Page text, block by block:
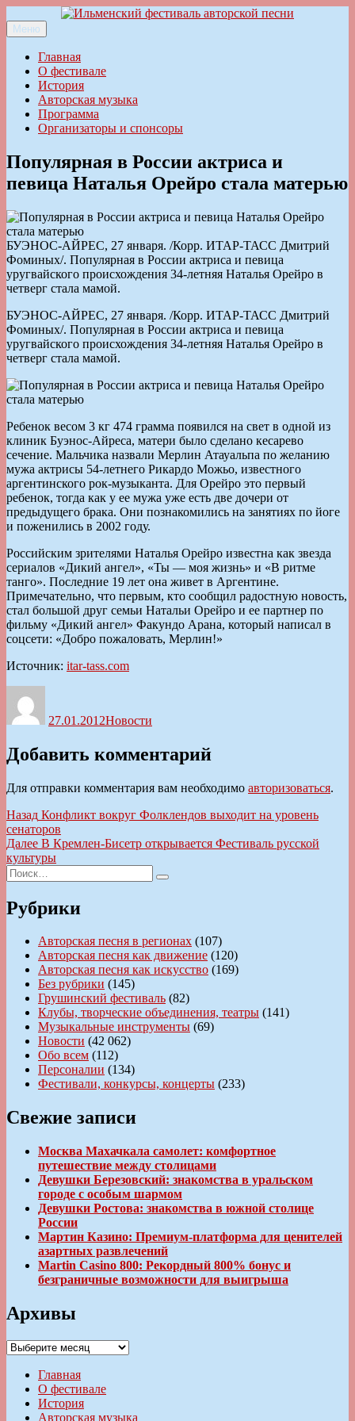
к
содержимому
Ильменский фестиваль авторской песни
Меню
Главная
О фестивале
История
Авторская музыка
Программа
Организаторы и спонсоры
Популярная в России актриса и
певица Наталья Орейро стала матерью
БУЭНОС-АЙРЕС, 27 января. /Корр. ИТАР-ТАСС Дмитрий
Фоминых/. Популярная в России актриса и певица
уругвайского происхождения 34-летняя Наталья Орейро в
четверг стала мамой.
БУЭНОС-АЙРЕС, 27 января. /Корр. ИТАР-ТАСС Дмитрий
Фоминых/. Популярная в России актриса и певица
уругвайского происхождения 34-летняя Наталья Орейро в
четверг стала мамой.
Ребенок весом 3 кг 474 грамма появился на свет в одной из
клиник Буэнос-Айреса, матери было сделано кесарево
сечение. Мальчика назвали Мерлин Атауальпа по желанию
мужа актрисы 54-летнего Рикардо Можьо, известного
аргентинского рок-музыканта. Для Орейро это первый
ребенок, тогда как у ее мужа уже есть две дочери от
предыдущего брака. Они познакомились на занятиях по йоге
и поженились в 2002 году.
Российским зрителями Наталья Орейро известна как звезда
сериалов «Дикий ангел», «Ты — моя жизнь» и «В ритме
танго». Последние 19 лет она живет в Аргентине.
Примечательно, что первым, кто сообщил радостную новость,
стал большой друг семьи Натальи Орейро и ее партнер по
фильму «Дикий ангел» Факундо Арана, который написал в
соцсети: «Добро пожаловать, Мерлин!»
Источник: itar-tass.com
27.01.2012Новости
Добавить комментарий
Для отправки комментария вам необходимо авторизоваться.
Навигация
по
записям
Назад Предыдущая
запись:
Конфликт вокруг Фолклендов выходит на уровень
сенаторов
Далее Следующая
запись:
В Кремлен-Бисетр открывается Фестиваль русской
культуры
Искать:
Поиск
Рубрики
Авторская песня в регионах (107)
Авторская песня как движение (120)
Авторская песня как искусство (169)
Без рубрики (145)
Грушинский фестиваль (82)
Клубы, творческие объединения, театры (141)
Музыкальные инструменты (69)
Новости (42 062)
Обо всем (112)
Персоналии (134)
Фестивали, конкурсы, концерты (233)
Свежие записи
Москва Махачкала самолет: комфортное
путешествие между столицами
Девушки Березовский: знакомства в уральском
городе с особым шармом
Девушки Ростова: знакомства в южной столице
России
Мартин Казино: Премиум-платформа для ценителей
азартных развлечений
Martin Casino 800: Рекордный 800% бонус и
безграничные возможности для выигрыша
Архивы
Архивы
Главная
О фестивале
История
Авторская музыка